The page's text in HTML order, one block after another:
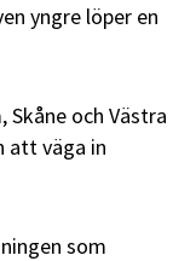
yngre löper en
och Västra
att väga in
som